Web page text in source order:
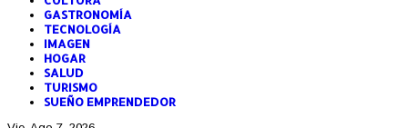
GASTRONOMÍA
TECNOLOGÍA
IMAGEN
HOGAR
SALUD
TURISMO
SUEÑO EMPRENDEDOR